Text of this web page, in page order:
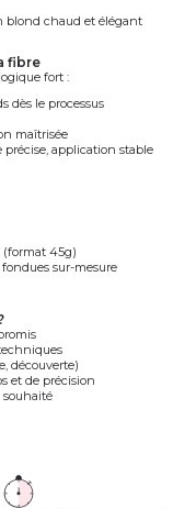
blond chaud et élégant
fibre
fort :
dès le processus
maîtrisée
précise, application stable
(format 45g)
sur-mesure
découverte)
et de précision
souhaité